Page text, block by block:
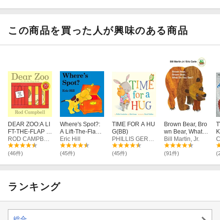
to Flip!
この商品を買った人が興味のある商品
DEAR ZOO:A LI
FT-THE-FLAP B
OOK(BB)
(46件)
Where's Spot?:
A Lift-The-Flap
Book
Eric Hill
(45件)
TIME FOR A HU
G(BB)
(45件)
Brown Bear, Bro
wn Bear, What D
o You See?: 50t
h Anniversary E
dition
Bill Martin, Jr.
(91件)
ランキング